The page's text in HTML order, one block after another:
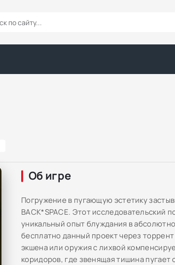
Об игре
Погружение в пугающую эстетику
BACK*SPACE. Этот исследовательский
уникальный опыт блуждания в
бесплатно данный проект через
экшена или оружия с лихвой
коридоров, где звенящая тишина